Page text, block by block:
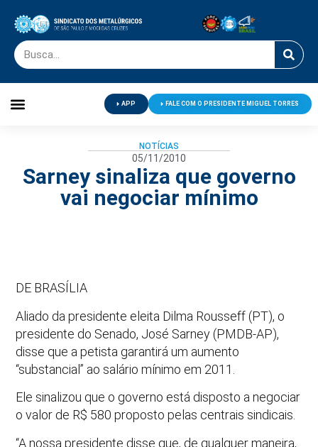
APP FALE COM O PRESIDENTE MIGUEL TORRES
NOTÍCIAS
05/11/2010
Sarney sinaliza que governo
vai negociar mínimo
DE BRASÍLIA
Aliado da presidente eleita Dilma Rousseff (PT), o
presidente do Senado, José Sarney (PMDB-AP),
disse que a petista garantirá um aumento
“substancial” ao salário mínimo em 2011.
Ele sinalizou que o governo está disposto a negociar
o valor de R$ 580 proposto pelas centrais sindicais.
“A nossa presidente disse que, de qualquer maneira,